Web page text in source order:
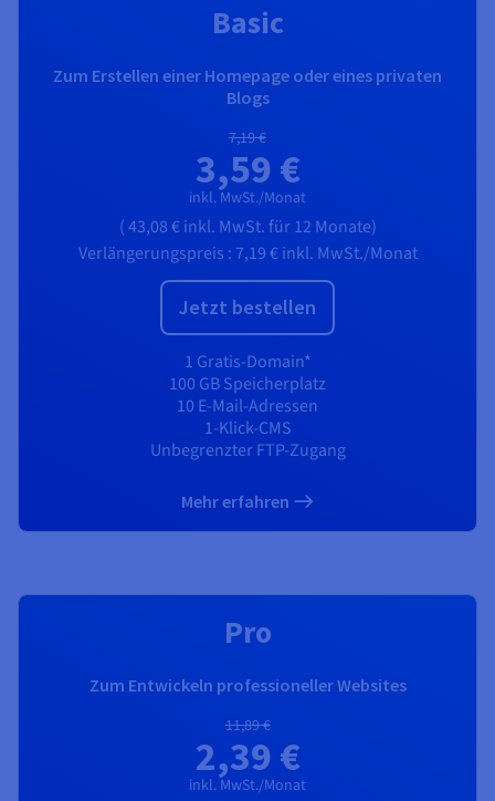
Basic
Zum Erstellen einer Homepage oder eines privaten
Blogs
7,19 €
3,59 €
inkl. MwSt./Monat
(43,08 €inkl. MwSt.für 12 Monate)
Verlängerungspreis : 7,19 €inkl. MwSt./Monat
Jetzt bestellen
1 Gratis-Domain*
100 GB Speicherplatz
10 E-Mail-Adressen
1-Klick-CMS
Unbegrenzter FTP-Zugang
Mehr erfahren
Pro
Zum Entwickeln professioneller Websites
11,89 €
2,39 €
inkl. MwSt./Monat